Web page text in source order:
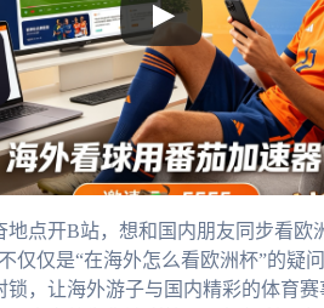
点开B站，想和国内朋友同步看欧
仅仅是“在海外怎么看欧洲杯”的疑
，让海外游子与国内精彩的体育